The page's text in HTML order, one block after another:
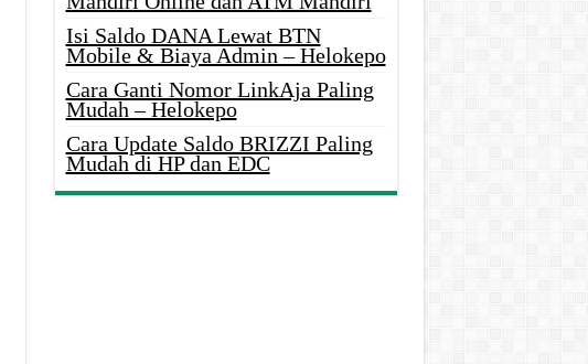
Isi Saldo DANA Lewat BTN
Mobile & Biaya Admin – Helokepo
Cara Ganti Nomor LinkAja Paling
Mudah – Helokepo
Cara Update Saldo BRIZZI Paling
Mudah di HP dan EDC